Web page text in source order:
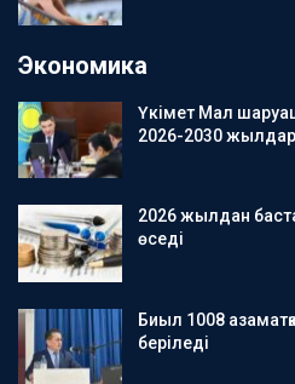
Экономика
Үкімет Мал
2026-2030
2026 жылдан
өседі
Биыл 1008
беріледі